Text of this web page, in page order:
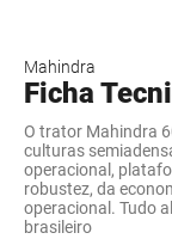
Mahindra
Ficha
O trator Mahindra
culturas
operacional,
robustez, da
operacional. Tudo
brasileiro